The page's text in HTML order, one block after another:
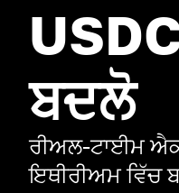
ਬਦਲੋ
ਰੀਅਲ-ਟਾਈਮ
ਇਥੀਰੀਅਮ ਵਿੱਚ